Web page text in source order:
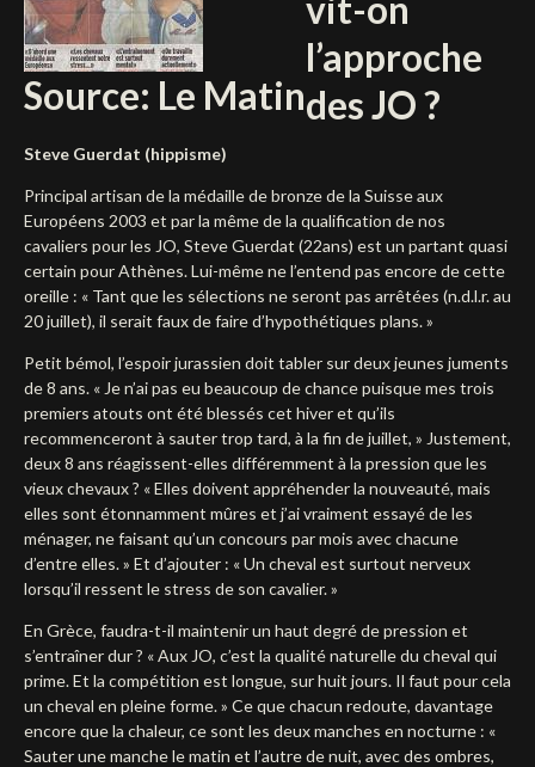
Deutsch
Source: Le Matin
vit-on
l’approche
des JO ?
Steve Guerdat (hippisme)
Principal artisan de la médaille de bronze de la Suisse aux
Européens 2003 et par la même de la qualification de nos
cavaliers pour les JO, Steve Guerdat (22ans) est un partant quasi
certain pour Athènes. Lui-même ne l’entend pas encore de cette
oreille : « Tant que les sélections ne seront pas arrêtées (n.d.l.r. au
20 juillet), il serait faux de faire d’hypothétiques plans. »
Petit bémol, l’espoir jurassien doit tabler sur deux jeunes juments
de 8 ans. « Je n’ai pas eu beaucoup de chance puisque mes trois
premiers atouts ont été blessés cet hiver et qu’ils
recommenceront à sauter trop tard, à la fin de juillet, » Justement,
deux 8 ans réagissent-elles différemment à la pression que les
vieux chevaux ? « Elles doivent appréhender la nouveauté, mais
elles sont étonnamment mûres et j’ai vraiment essayé de les
ménager, ne faisant qu’un concours par mois avec chacune
d’entre elles. » Et d’ajouter : « Un cheval est surtout nerveux
lorsqu’il ressent le stress de son cavalier. »
En Grèce, faudra-t-il maintenir un haut degré de pression et
s’entraîner dur ? « Aux JO, c’est la qualité naturelle du cheval qui
prime. Et la compétition est longue, sur huit jours. Il faut pour cela
un cheval en pleine forme. » Ce que chacun redoute, davantage
encore que la chaleur, ce sont les deux manches en nocturne : «
Sauter une manche le matin et l’autre de nuit, avec des ombres,